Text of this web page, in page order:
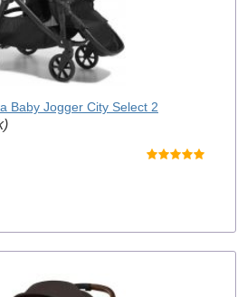
Baby Jogger City Select 2